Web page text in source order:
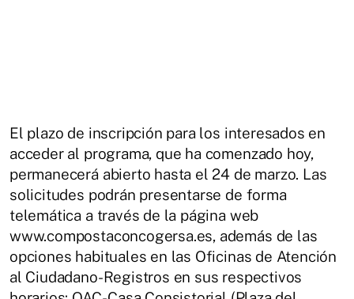
El plazo de inscripción para los interesados en
acceder al programa, que ha comenzado hoy,
permanecerá abierto hasta el 24 de marzo. Las
solicitudes podrán presentarse de forma
telemática a través de la página web
www.compostaconcogersa.es, además de las
opciones habituales en las Oficinas de Atención
al Ciudadano-Registros en sus respectivos